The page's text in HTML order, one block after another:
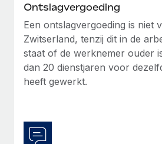
Ontslagvergoeding
Een ontslagvergoeding is niet
Zwitserland, tenzij dit in de
staat of de werknemer ouder
dan 20 dienstjaren voor
heeft gewerkt.